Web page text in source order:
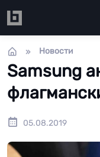
Новости
Samsung
05.08.2019